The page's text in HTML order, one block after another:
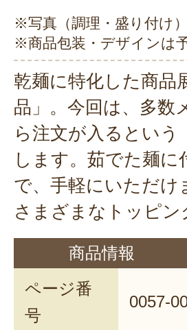
※写真（調理・盛り付け
※商品包装・デザインは
乾麺に特化した商品
品」。今回は、多数
ら注文が入るとい
します。茹でた麺
で、手軽にいただけ
さまざまなトッピ
商品情報
ページ番
号
0057-